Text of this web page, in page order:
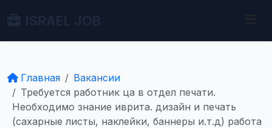
Главная
Вакансии
Требуется работник ца в отдел печати.
Необходимо знание иврита. дизайн и печать
(сахарные листы, наклейки, баннеры и.т.д) работа